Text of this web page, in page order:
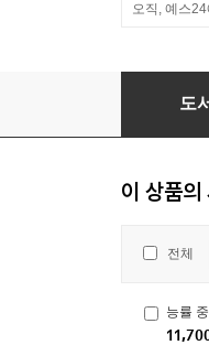
오직, 예스
능률 중학
도
이 상품의
전체
능률